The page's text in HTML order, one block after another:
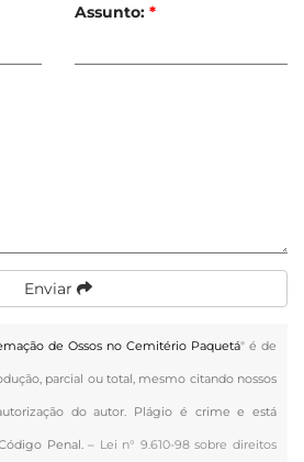
Assunto: *
Enviar
de Ossos no Cemitério Paquetá" é de
parcial ou total, mesmo citando nossos
do autor. Plágio é crime e está
Penal. – Lei n° 9.610-98 sobre direitos